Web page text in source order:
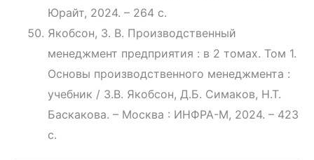
Юрайт, 2024. – 264 с.
Якобсон, З. В. Производственный
менеджмент предприятия : в 2 томах. Том 1.
Основы производственного менеджмента :
учебник / З.В. Якобсон, Д.Б. Симаков, Н.Т.
Баскакова. – Москва : ИНФРА-М, 2024. – 423
с.